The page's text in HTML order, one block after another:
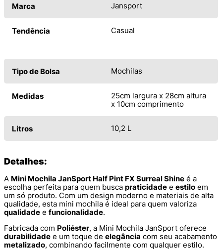
Marca Jansport
Tendência Casual
Tipo de Bolsa Mochilas
Medidas
25cm largura x 28cm altura
x 10cm comprimento
Litros 10,2 L
Detalhes:
A Mini Mochila JanSport Half Pint FX Surreal Shine é a
escolha perfeita para quem busca praticidade e estilo em
um só produto. Com um design moderno e materiais de alta
qualidade, esta mini mochila é ideal para quem valoriza
qualidade e funcionalidade.
Fabricada com Poliéster, a Mini Mochila JanSport oferece
durabilidade e um toque de elegância com seu acabamento
metalizado, combinando facilmente com qualquer estilo.